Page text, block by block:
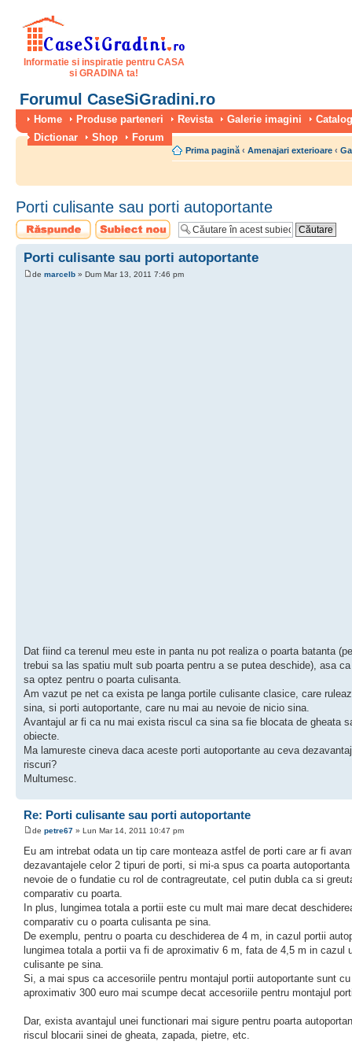
Informatie si inspiratie pentru CASA
si GRADINA ta!
Forumul CaseSiGradini.ro
Home Produse parteneri Revista Galerie imagini
Dictionar
Shop Forum
Prima pagină ‹ Amenajari exterioare ‹
Porti culisante sau porti autoportante
Scrie un răspuns
Scrie un subiect
nou
Porti culisante sau porti autoportante
de marcelb » Dum Mar 13, 2011 7:46 pm
Dat fiind ca terenul meu este in panta nu pot realiza o poarta batanta
trebui sa las spatiu mult sub poarta pentru a se putea deschide), asa
sa optez pentru o poarta culisanta.
Am vazut pe net ca exista pe langa portile culisante clasice, care
sina, si porti autoportante, care nu mai au nevoie de nicio sina.
Avantajul ar fi ca nu mai exista riscul ca sina sa fie blocata de gheata
obiecte.
Ma lamureste cineva daca aceste porti autoportante au ceva
riscuri?
Multumesc.
Re: Porti culisante sau porti autoportante
de petre67 » Lun Mar 14, 2011 10:47 pm
Eu am intrebat odata un tip care monteaza astfel de porti care ar fi
dezavantajele celor 2 tipuri de porti, si mi-a spus ca poarta autoportanta
nevoie de o fundatie cu rol de contragreutate, cel putin dubla ca si
comparativ cu poarta.
In plus, lungimea totala a portii este cu mult mai mare decat
comparativ cu o poarta culisanta pe sina.
De exemplu, pentru o poarta cu deschiderea de 4 m, in cazul portii
lungimea totala a portii va fi de aproximativ 6 m, fata de 4,5 m in cazul
culisante pe sina.
Si, a mai spus ca accesoriile pentru montajul portii autoportante sunt cu
aproximativ 300 euro mai scumpe decat accesoriile pentru montajul
Dar, exista avantajul unei functionari mai sigure pentru poarta
riscul blocarii sinei de gheata, zapada, pietre, etc.